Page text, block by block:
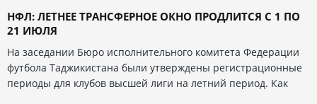
НФЛ: ЛЕТНЕЕ ТРАНСФЕРНОЕ ОКНО ПРОДЛИТСЯ С 1 ПО
21 ИЮЛЯ
На заседании Бюро исполнительного комитета Федерации
футбола Таджикистана были утверждены регистрационные
периоды для клубов высшей лиги на летний период. Как